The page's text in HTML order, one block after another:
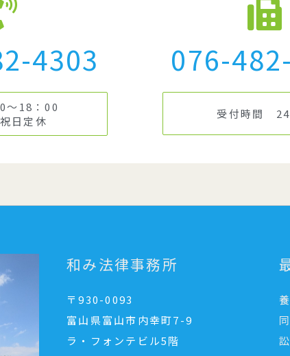
4303
～18：00
日定休
076-
受付時間 24
和み法律事務所
〒930-0093
富山県富山市内幸町7-9
ラ・フォンテビル5階
訟